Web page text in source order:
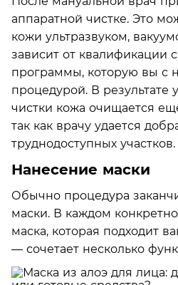
аппаратной чистке. Это
кожи ультразвуком,
зависит от квалификации
программы, которую вы с
процедурой. В результате
чистки кожа очищается
так как врачу удается
труднодоступных участков.
Нанесение маски
Обычно процедура
маски. В каждом
маска, которая подходит
— сочетает несколько